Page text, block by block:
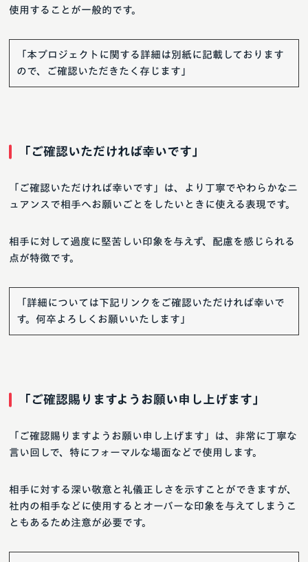
使用することが一般的です。
「本プロジェクトに関する詳細は別紙に記載しております
ので、ご確認いただきたく存じます」
「ご確認いただければ幸いです」
「ご確認いただければ幸いです」は、より丁寧でやわらかなニ
ュアンスで相手へお願いごとをしたいときに使える表現です。
相手に対して過度に堅苦しい印象を与えず、配慮を感じられる
点が特徴です。
「詳細については下記リンクをご確認いただければ幸いで
す。何卒よろしくお願いいたします」
「ご確認賜りますようお願い申し上げます」
「ご確認賜りますようお願い申し上げます」は、非常に丁寧な
言い回しで、特にフォーマルな場面などで使用します。
相手に対する深い敬意と礼儀正しさを示すことができますが、
社内の相手などに使用するとオーバーな印象を与えてしまうこ
ともあるため注意が必要です。